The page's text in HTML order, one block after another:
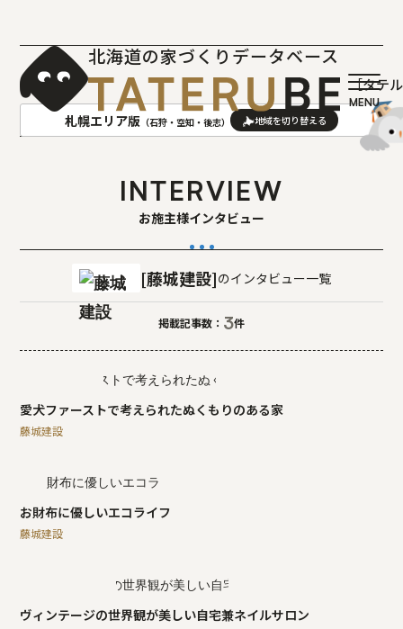
北海道の家づくりデータベース
［タテ
札幌エリア版 （石狩・空知・後志）
札幌(石狩･空知･後志)版
旭川(上川･留萌･宗谷)版
函館(渡島･檜山)版
帯広(十勝)版
室蘭(胆振･日高)版
釧路(釧路･根室)版
北見(オホーツク)版
INTERVIEW
お施主様インタビュー
藤城建設 のインタビュー一覧
掲載記事数： 3件
愛犬ファーストで考えられたぬくもりのある家
藤城建設
お財布に優しいエコライフ
藤城建設
ヴィンテージの世界観が美しい自宅兼ネイルサロン